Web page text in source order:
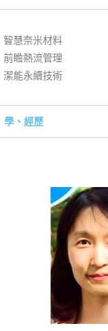
智慧奈米材料
前瞻熱流管理
潔能永續技術
學、經歷